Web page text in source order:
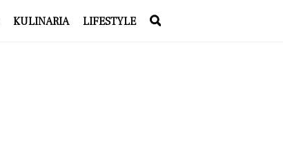
KULINARIA LIFESTYLE